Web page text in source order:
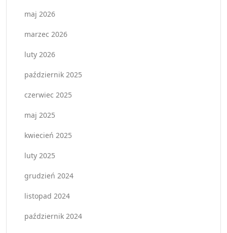
maj 2026
marzec 2026
luty 2026
październik 2025
czerwiec 2025
maj 2025
kwiecień 2025
luty 2025
grudzień 2024
listopad 2024
październik 2024